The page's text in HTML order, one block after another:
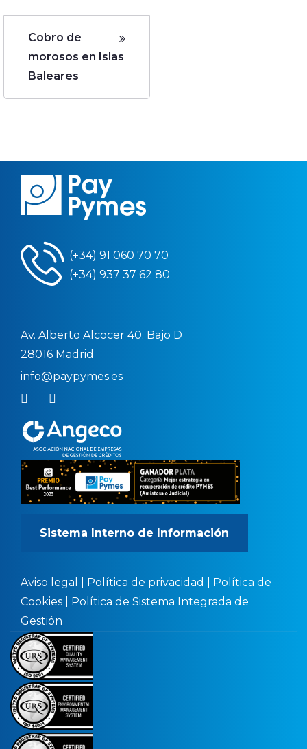
Cobro de
morosos en Islas
Baleares
(+34) 91 060 70 70
(+34) 937 37 62 80
Av. Alberto Alcocer 40. Bajo D
28016 Madrid
info@paypymes.es
Sistema Interno de Información
Aviso legal Política de privacidad
Política de
Cookies
Política de Sistema Integrada de
Gestión